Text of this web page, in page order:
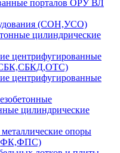
порталов ОРУ ВЛ
(СОН,УСО)
цилиндрические
центрифугированные
центрифугированные
цилиндрические
опоры